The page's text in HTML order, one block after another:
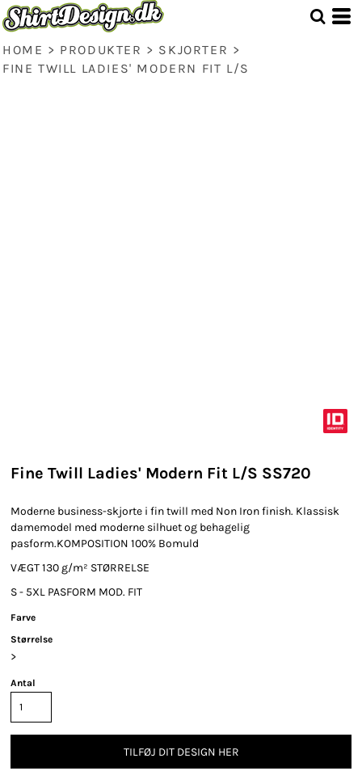
HOME > PRODUKTER > SKJORTER >
FINE TWILL LADIES' MODERN FIT L/S
Fine Twill Ladies' Modern Fit L/S SS720
Moderne business-skjorte i fin twill med Non Iron finish. Klassisk
damemodel med moderne silhuet og behagelig
pasform.KOMPOSITION 100% Bomuld
VÆGT 130 g/m² STØRRELSE
S - 5XL PASFORM MOD. FIT
Farve
Størrelse
>
Antal
TILFØJ DIT DESIGN HER